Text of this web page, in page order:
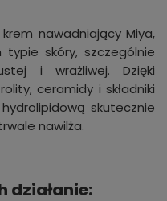
krem nawadniający Miya,
skóry, szczególnie
i wrażliwej. Dzięki
ceramidy i składniki
skutecznie
nawilża.
działanie: